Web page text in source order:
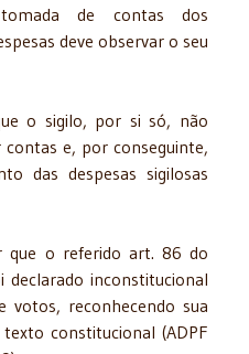
de contas dos
deve observar o seu
o sigilo, por si só, não
e, por conseguinte,
das despesas sigilosas
que o referido art. 86 do
inconstitucional
votos, reconhecendo sua
constitucional (ADPF